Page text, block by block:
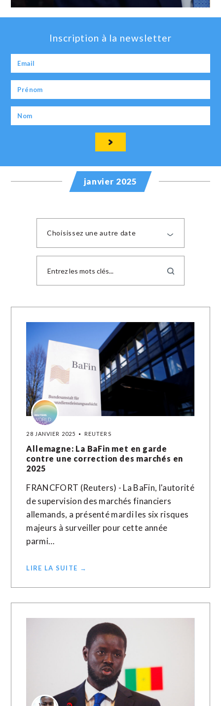
Inscription à la newsletter
janvier 2025
Choisissez une autre date
28 JANVIER 2025 REUTERS
Allemagne: La BaFin met en garde
contre une correction des marchés en
2025
FRANCFORT (Reuters) - La BaFin, l'autorité
de supervision des marchés financiers
allemands, a présenté mardi les six risques
majeurs à surveiller pour cette année
parmi…
LIRE LA SUITE →